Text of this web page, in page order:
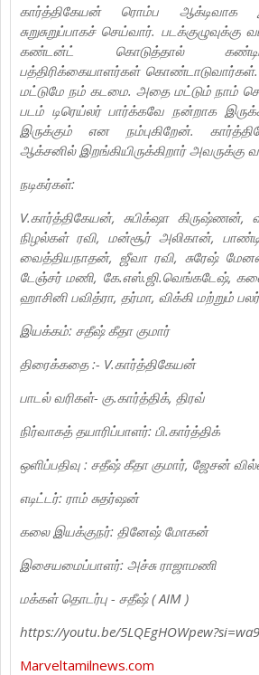
கார்த்திகேயன் ரொம்ப ஆக்டிவாக
சுறுசுறுப்பாகச் செய்வார்.
கண்டன்ட் கொடுத்தால்
பத்திரிக்கையாளர்கள்
மட்டுமே நம் கடமை. அதை மட்டும் நாம்
படம் டிரெய்லர் பார்க்கவே நன்றாக
இருக்கும் என நம்புகிறேன்.
ஆக்சனில் இறங்கியிருக்கிறார் அவருக்கு
நடிகர்கள்:
V.கார்த்திகேயன், சுபிக்‌ஷா
நிழல்கள் ரவி, மன்சூர் அலிகான்,
வைத்தியநாதன், ஜீவா ரவி, சுரேஷ் மேனன்,
டேஞ்சர் மணி, கே.எஸ்.ஜி.வெங்கடேஷ்,
ஹாசினி பவித்ரா, தர்மா, விக்கி மற்றும்
இயக்கம்: சதீஷ் கீதா குமார்
திரைக்கதை :- V.கார்த்திகேயன்
பாடல் வரிகள்- கு.கார்த்திக், திரவ்
நிர்வாகத் தயாரிப்பாளர்: பி.கார்த்திக்
ஒளிப்பதிவு : சதீஷ் கீதா குமார், ஜேசன்
எடிட்டர்: ராம் சுதர்ஷன்
கலை இயக்குநர்: தினேஷ் மோகன்
இசையமைப்பாளர்: அச்சு ராஜாமணி
மக்கள் தொடர்பு - சதீஷ் ( AIM )
https://youtu.be/
Marveltamilnews.com